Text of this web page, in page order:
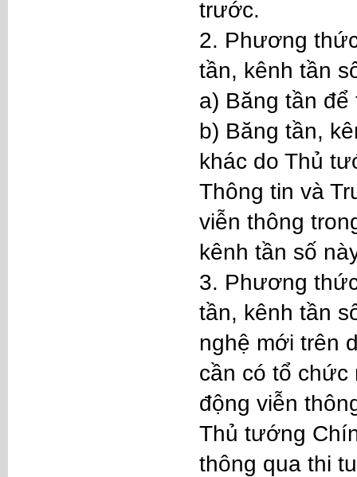
trước.
2. Phương
tần, kênh tần
a) Băng tần
b) Băng tần,
khác do Thủ
Thông tin và
viễn thông
kênh tần số
3. Phương
tần, kênh tần
nghệ mới trên
cần có tổ chức
động viễn
Thủ tướng
thông qua thi